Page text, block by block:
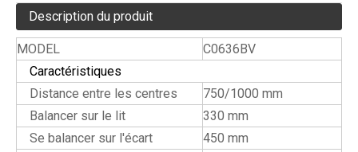
Description du produit
MODEL
C0636BV
Caractéristiques
Distance entre les centres
750/1000 mm
Balancer sur le lit
330 mm
Se balancer sur l'écart
450 mm